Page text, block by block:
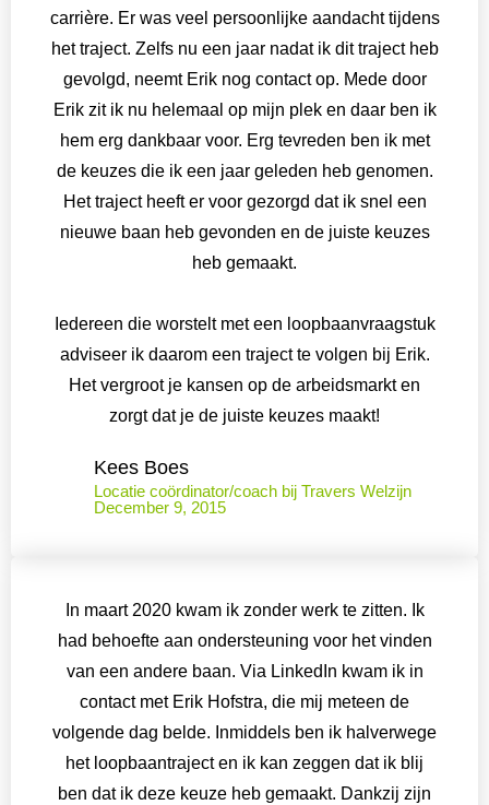
carrière. Er was veel persoonlijke aandacht tijdens
het traject. Zelfs nu een jaar nadat ik dit traject heb
gevolgd, neemt Erik nog contact op. Mede door
Erik zit ik nu helemaal op mijn plek en daar ben ik
hem erg dankbaar voor. Erg tevreden ben ik met
de keuzes die ik een jaar geleden heb genomen.
Het traject heeft er voor gezorgd dat ik snel een
nieuwe baan heb gevonden en de juiste keuzes
heb gemaakt.
Iedereen die worstelt met een loopbaanvraagstuk
adviseer ik daarom een traject te volgen bij Erik.
Het vergroot je kansen op de arbeidsmarkt en
zorgt dat je de juiste keuzes maakt!
Kees Boes
Locatie coördinator/coach bij Travers Welzijn
December 9, 2015
In maart 2020 kwam ik zonder werk te zitten. Ik
had behoefte aan ondersteuning voor het vinden
van een andere baan. Via LinkedIn kwam ik in
contact met Erik Hofstra, die mij meteen de
volgende dag belde. Inmiddels ben ik halverwege
het loopbaantraject en ik kan zeggen dat ik blij
ben dat ik deze keuze heb gemaakt. Dankzij zijn